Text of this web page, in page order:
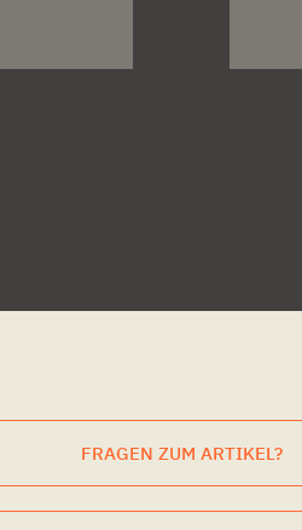
FRAGEN ZUM ARTIKEL?